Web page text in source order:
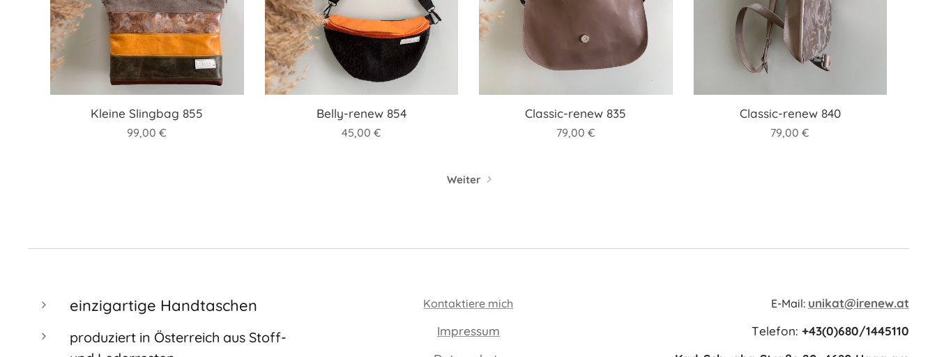
Kleine Slingbag 855
99,00 €
Belly-renew 854
45,00 €
Classic-renew 835
79,00 €
Classic-renew 840
79,00 €
Weiter
einzigartige Handtaschen
produziert in Österreich aus Stoff-
Kontaktiere mich
Impressum
E-Mail: unikat@irenew.at
Telefon: +43(0)680/1445110